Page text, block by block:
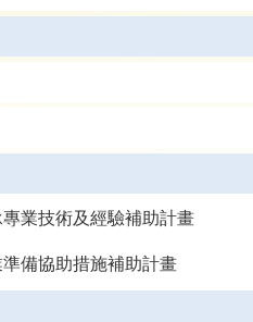
業技術及經驗補助計畫
備協助措施補助計畫